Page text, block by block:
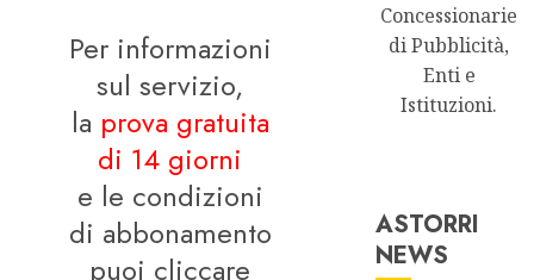
Per informazioni
sul servizio,
la prova gratuita
di 14 giorni
e le condizioni
di abbonamento
puoi cliccare
Concessionarie
di Pubblicità,
Enti e
Istituzioni.
ASTORRI
NEWSAstorri News